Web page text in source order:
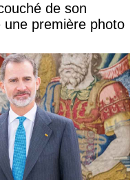
de son
première photo